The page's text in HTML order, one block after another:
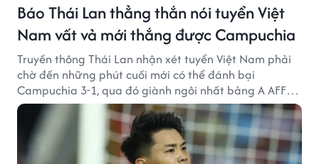
Báo Thái Lan thẳng thắn nói tuyển Việt
Nam vất vả mới thắng được Campuchia
Truyền thông Thái Lan nhận xét tuyển Việt Nam phải
chờ đến những phút cuối mới có thể đánh bại
Campuchia 3-1, qua đó giành ngôi nhất bảng A AFF
Cup 2026.